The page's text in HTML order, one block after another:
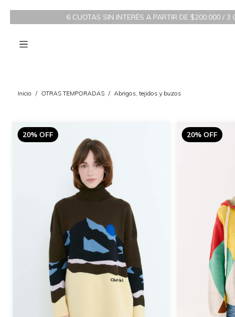
6 CUOTAS SIN INTERÉS A PARTIR DE $200.000 / 3
Inicio / OTRAS TEMPORADAS / Abrigos, tejidos y buzos
20% OFF 20% OFF